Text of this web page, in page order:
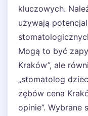
kluczowych.
używają
Mogą to być
Kraków”, ale
„stomatolog
zębów cena
opinie”. Wybrane